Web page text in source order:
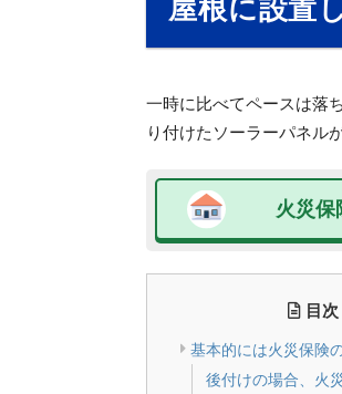
屋根に設置
一時に比べてペースは落
り付けたソーラーパネル
火災保
目次
基本的には火災保険
後付けの場合、火